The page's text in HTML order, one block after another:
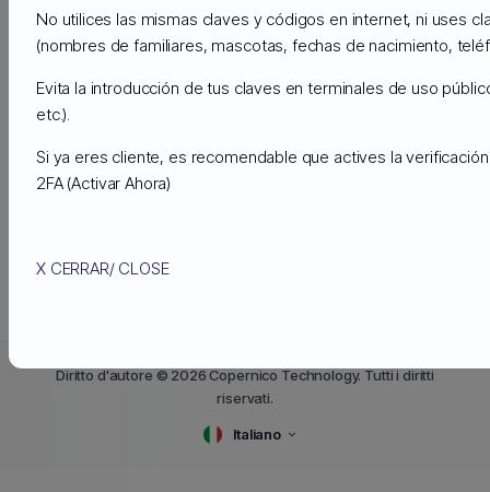
Copernico Cloud Storage tiene precios a partir de
$.0059 por GB/mes($5.99 por TB/mes)
Diritto d'autore © 2026 Copernico Technology. Tutti i diritti
riservati.
Italiano
No utilices las mismas claves y códigos en internet, ni uses
(nombres de familiares, mascotas, fechas de nacimiento,
Evita la introducción de tus claves en terminales de uso
etc.).
Si ya eres cliente, es recomendable que actives la
2FA (Activar Ahora)
X CERRAR/ CLOSE